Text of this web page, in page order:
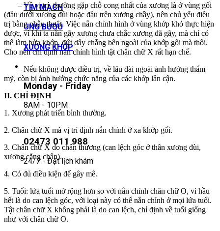
TIM MẠCH
UNG BƯỚU
XƯƠNG KHỚP
Monday - Friday
8AM - 10PM
02473 011 988
24/7 - Đặt lịch khám
– Về vị trí, thường gặp chỗ cong nhất của xương là ở vùng gối
(đầu dưới xương đùi hoặc đầu trên xương chầy), nên chủ yếu điều
trị bằng phẫu thuật. Việc nắn chỉnh hình ở vùng khớp khó thực hiện
được, vì khi ta nắn gãy xương chưa chắc xương đã gãy, mà chỉ có
thể làm bửa khớp, đứt dây chằng bên ngoài của khớp gối mà thôi.
Cho nên chỉ định nắn chỉnh hình tật chân chữ X rất hạn chế.
– Nếu không được điều trị, về lâu dài ngoài ảnh hưởng thẩm
mỹ, còn bị ảnh hưởng chức năng của các khớp lân cận.
II. CHỈ ĐỊNH
1. Xương phát triển bình thường.
2. Chân chữ X mà vị trí định nắn chỉnh ở xa khớp gối.
3. Chân chữ X do chấn thương (can lệch góc ở thân xương đùi,
xương cẳng chân).
4. Có đủ điều kiện để gây mê.
5. Tuổi: lứa tuổi mở rộng hơn so với nắn chỉnh chân chữ O, vì hầu
hết là do can lệch góc, với loại này có thể nắn chỉnh ở mọi lứa tuổi.
Tật chân chữ X không phải là do can lệch, chỉ định về tuổi giống
như với chân chữ O.